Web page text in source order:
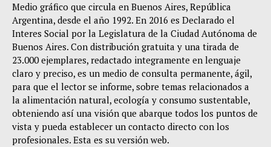
Medio gráfico que circula en Buenos Aires, República
Argentina, desde el año 1992. En 2016 es Declarado el
Interes Social por la Legislatura de la Ciudad Autónoma de
Buenos Aires. Con distribución gratuita y una tirada de
23.000 ejemplares, redactado integramente en lenguaje
claro y preciso, es un medio de consulta permanente, ágil,
para que el lector se informe, sobre temas relacionados a
la alimentación natural, ecología y consumo sustentable,
obteniendo así una visión que abarque todos los puntos de
vista y pueda establecer un contacto directo con los
profesionales. Esta es su versión web.